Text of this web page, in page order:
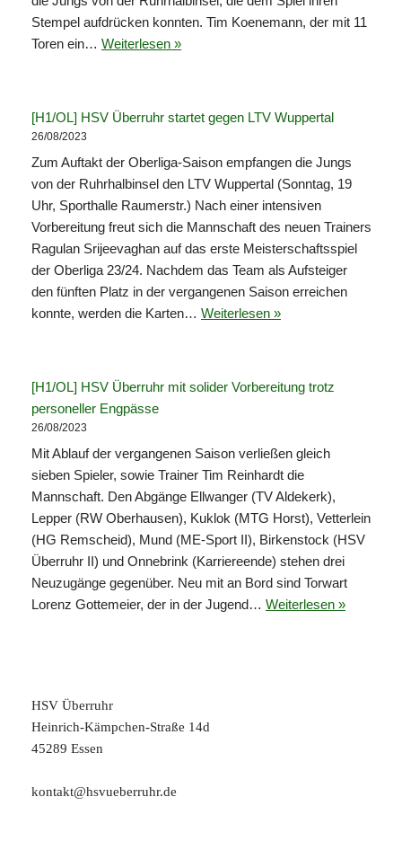
Stempel aufdrücken konnten. Tim Koenemann, der mit 11
Toren ein… Weiterlesen »
[H1/OL] HSV Überruhr startet gegen LTV Wuppertal
26/08/2023
Zum Auftakt der Oberliga-Saison empfangen die Jungs
von der Ruhrhalbinsel den LTV Wuppertal (Sonntag, 19
Uhr, Sporthalle Raumerstr.) Nach einer intensiven
Vorbereitung freut sich die Mannschaft des neuen Trainers
Ragulan Srijeevaghan auf das erste Meisterschaftsspiel
der Oberliga 23/24. Nachdem das Team als Aufsteiger
den fünften Platz in der vergangenen Saison erreichen
konnte, werden die Karten… Weiterlesen »
[H1/OL] HSV Überruhr mit solider Vorbereitung trotz
personeller Engpässe
26/08/2023
Mit Ablauf der vergangenen Saison verließen gleich
sieben Spieler, sowie Trainer Tim Reinhardt die
Mannschaft. Den Abgänge Ellwanger (TV Aldekerk),
Lepper (RW Oberhausen), Kuklok (MTG Horst), Vetterlein
(HG Remscheid), Mund (ME-Sport II), Birkenstock (HSV
Überruhr II) und Onnebrink (Karriereende) stehen drei
Neuzugänge gegenüber. Neu mit an Bord sind Torwart
Lorenz Gottemeier, der in der Jugend… Weiterlesen »
HSV Überruhr
Heinrich-Kämpchen-Straße 14d
45289 Essen
kontakt@hsvueberruhr.de